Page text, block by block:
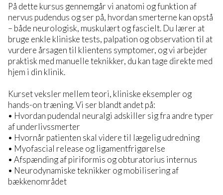
På dette kursus gennemgår vi anatomi og funktion af
nervus pudendus og ser på, hvordan smerterne kan opstå
– både neurologisk, muskulært og fascielt. Du lærer at
bruge enkle kliniske tests, palpation og observation til at
vurdere årsagen til klientens symptomer, og vi arbejder
praktisk med manuelle teknikker, du kan tage direkte med
hjem i din klinik.
Kurset veksler mellem teori, kliniske eksempler og
hands-on træning. Vi ser blandt andet på:
• Hvordan pudendal neuralgi adskiller sig fra andre typer
af underlivssmerter
• Hvornår patienten skal videre til lægelig udredning
• Myofascial release og ligamentfrigørelse
• Afspænding af piriformis og obturatorius internus
• Neurodynamiske teknikker og mobilisering af
bækkenområdet